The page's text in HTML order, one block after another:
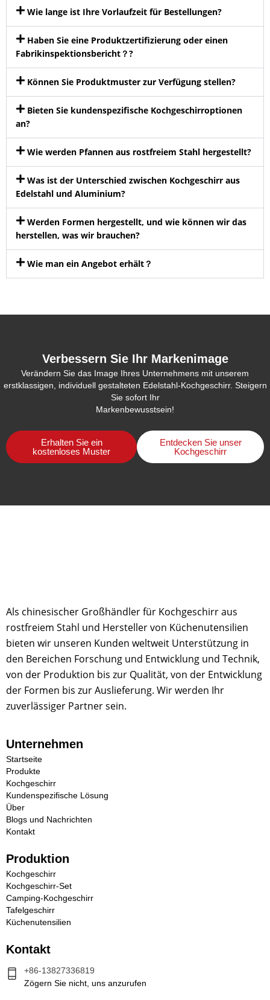
Wie lange ist Ihre Vorlaufzeit für Bestellungen?
Haben Sie eine Produktzertifizierung oder einen
Fabrikinspektionsbericht？?
Können Sie Produktmuster zur Verfügung stellen?
Bieten Sie kundenspezifische Kochgeschirroptionen
an?
Wie werden Pfannen aus rostfreiem Stahl hergestellt?
Was ist der Unterschied zwischen Kochgeschirr aus
Edelstahl und Aluminium?
Werden Formen hergestellt, und wie können wir das
herstellen, was wir brauchen?
Wie man ein Angebot erhält？
Verbessern Sie Ihr Markenimage
Verändern Sie das Image Ihres Unternehmens mit unserem
erstklassigen, individuell gestalteten Edelstahl-Kochgeschirr. Steigern
Sie sofort Ihr
Markenbewusstsein!
Erhalten Sie ein
kostenloses Muster
Entdecken Sie unser
Kochgeschirr
Als chinesischer Großhändler für Kochgeschirr aus
rostfreiem Stahl und Hersteller von Küchenutensilien
bieten wir unseren Kunden weltweit Unterstützung in
den Bereichen Forschung und Entwicklung und Technik,
von der Produktion bis zur Qualität, von der Entwicklung
der Formen bis zur Auslieferung. Wir werden Ihr
zuverlässiger Partner sein.
Unternehmen
Startseite
Produkte
Kochgeschirr
Kundenspezifische Lösung
Über
Blogs und Nachrichten
Kontakt
Produktion
Kochgeschirr
Kochgeschirr-Set
Camping-Kochgeschirr
Tafelgeschirr
Küchenutensilien
Kontakt
+86-13827336819
Zögern Sie nicht, uns anzurufen